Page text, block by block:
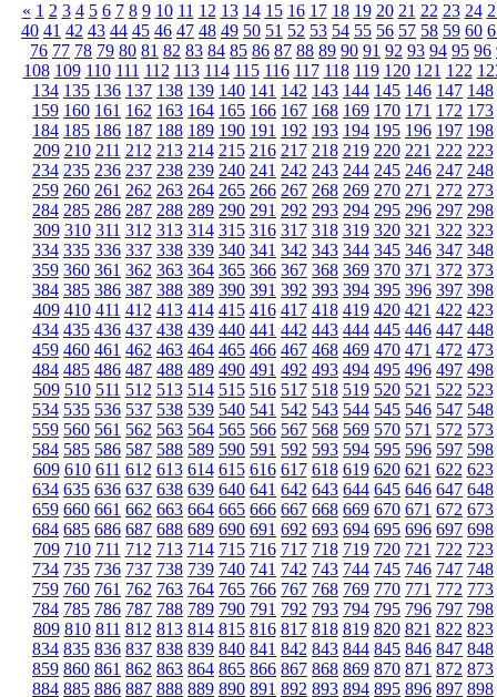
« 1 2 3 4 5 6 7 8 9 10 11 12 13 14 15 16 17 18 19 20 21 22 23 24
40 41 42 43 44 45 46 47 48 49 50 51 52 53 54 55 56 57 58 59 60
76 77 78 79 80 81 82 83 84 85 86 87 88 89 90 91 92 93 94 95 96
108 109 110 111 112 113 114 115 116 117 118 119 120 121 122
134 135 136 137 138 139 140 141 142 143 144 145 146 147 148
159 160 161 162 163 164 165 166 167 168 169 170 171 172 173
184 185 186 187 188 189 190 191 192 193 194 195 196 197 198
209 210 211 212 213 214 215 216 217 218 219 220 221 222 223
234 235 236 237 238 239 240 241 242 243 244 245 246 247 248
259 260 261 262 263 264 265 266 267 268 269 270 271 272 273
284 285 286 287 288 289 290 291 292 293 294 295 296 297 298
309 310 311 312 313 314 315 316 317 318 319 320 321 322 323
334 335 336 337 338 339 340 341 342 343 344 345 346 347 348
359 360 361 362 363 364 365 366 367 368 369 370 371 372 373
384 385 386 387 388 389 390 391 392 393 394 395 396 397 398
409 410 411 412 413 414 415 416 417 418 419 420 421 422 423
434 435 436 437 438 439 440 441 442 443 444 445 446 447 448
459 460 461 462 463 464 465 466 467 468 469 470 471 472 473
484 485 486 487 488 489 490 491 492 493 494 495 496 497 498
509 510 511 512 513 514 515 516 517 518 519 520 521 522 523
534 535 536 537 538 539 540 541 542 543 544 545 546 547 548
559 560 561 562 563 564 565 566 567 568 569 570 571 572 573
584 585 586 587 588 589 590 591 592 593 594 595 596 597 598
609 610 611 612 613 614 615 616 617 618 619 620 621 622 623
634 635 636 637 638 639 640 641 642 643 644 645 646 647 648
659 660 661 662 663 664 665 666 667 668 669 670 671 672 673
684 685 686 687 688 689 690 691 692 693 694 695 696 697 698
709 710 711 712 713 714 715 716 717 718 719 720 721 722 723
734 735 736 737 738 739 740 741 742 743 744 745 746 747 748
759 760 761 762 763 764 765 766 767 768 769 770 771 772 773
784 785 786 787 788 789 790 791 792 793 794 795 796 797 798
809 810 811 812 813 814 815 816 817 818 819 820 821 822 823
834 835 836 837 838 839 840 841 842 843 844 845 846 847 848
859 860 861 862 863 864 865 866 867 868 869 870 871 872 873
884 885 886 887 888 889 890 891 892 893 894 895 896 897 898